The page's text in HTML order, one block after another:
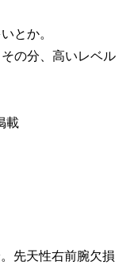
とか。
の分、高いレベル
載
先天性右前腕欠損